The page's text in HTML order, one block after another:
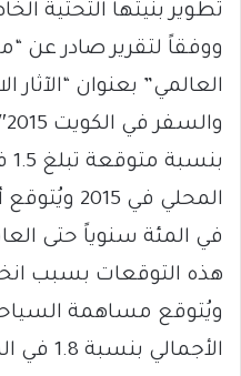
تطوير بنيتها التحتية
ووفقاً لتقرير صادر عن
العالمي” بعنوان
هذه التوقعات بسبب
ويُتوقع مساهمة